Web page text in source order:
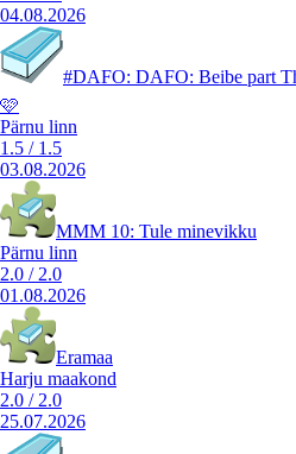
04.08.2026
#DAFO: DAFO: Beibe part
🩷
Pärnu linn
1.5 / 1.5
03.08.2026
MMM 10: Tule minevikku
Pärnu linn
2.0 / 2.0
01.08.2026
Eramaa
Harju maakond
2.0 / 2.0
25.07.2026